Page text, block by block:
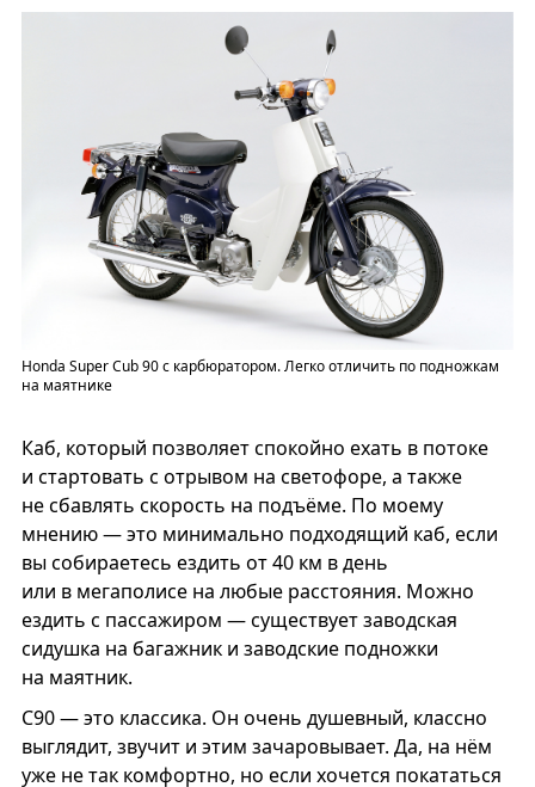
Honda Super Cub 90 с карбюратором. Легко отличить по подножкам
на маятнике
Каб, который позволяет спокойно ехать в потоке
и стартовать с отрывом на светофоре, а также
не сбавлять скорость на подъёме. По моему
мнению — это минимально подходящий каб, если
вы собираетесь ездить от 40 км в день
или в мегаполисе на любые расстояния. Можно
ездить с пассажиром — существует заводская
сидушка на багажник и заводские подножки
на маятник.
С90 — это классика. Он очень душевный, классно
выглядит, звучит и этим зачаровывает. Да, на нём
уже не так комфортно, но если хочется покататься